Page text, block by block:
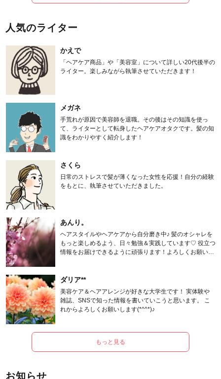
人気のライター
かえで
「ヘアケア商品」や「美容室」について詳しい20代後半の
ライター。楽しみながら執筆させていただきます！
メガネ
手荒れが原因で美容師を退職。その後はその知識を使っ
て、ライターとして転身したヘアケアオタクです。髪の知
識をわかりやすく紹介します！
さくら
日常のストレスで髪が薄くなった女性を応援！自分の経験
をもとに、執筆させていただきました。
あんり。
ヘアスタイルやヘアケアから自分磨き中♪ 髪のオシャレを
もっと楽しめるよう、日々勉強＆実践しています♡ 役立つ
情報をお届けできるように頑張ります！よろしくお願いし
ダリア**
美容ケア＆ヘアアレンジが好きな大学生です！ 実体験や
雑誌、SNSで知った情報を書いていこうと思います。 こ
れからよろしくお願いします(*^^*)♪
もっと見る
お知らせ